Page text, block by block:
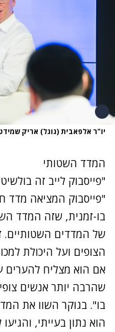
יו"ר אלפאבית (גוגל) אריק
המדד השטותי
"פייסבוק לייב זה
"פייסבוק המציאה מדד
בו-זמנית, שזה המדד
של המדדים השטותיים.
הצופים ועל היכולת
אם הוא מצליח להערים
שהרבה יותר אנשים
בו". בגוקר השוו את
הוא נתון בעייתי,